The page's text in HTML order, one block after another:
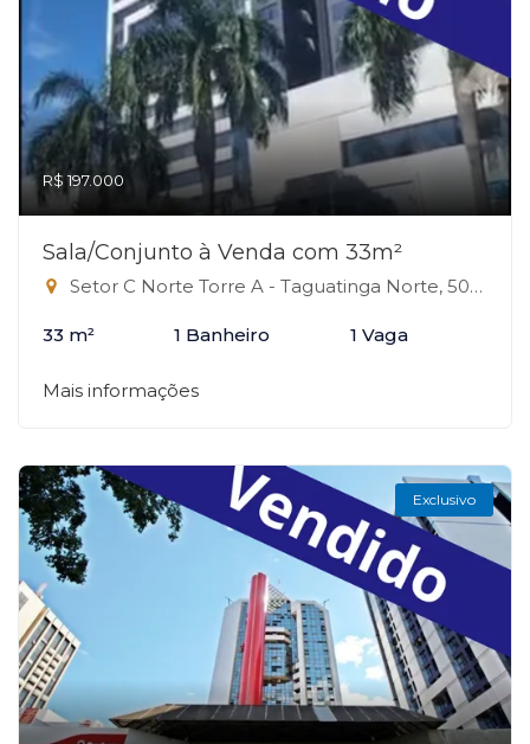
R$ 197.000
Sala/Conjunto à Venda com 33m²
Setor C Norte Torre A - Taguatinga Norte, 504 - Taguatinga Norte, Taguatinga-DF
33 m² 1 Banheiro 1 Vaga
Mais informações
Exclusivo